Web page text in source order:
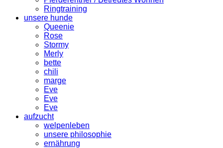
Ringtraining
unsere hunde
Queenie
Rose
Stormy
Merly
bette
chili
marge
Eve
Eve
Eve
aufzucht
welpenleben
unsere philosophie
ernährung